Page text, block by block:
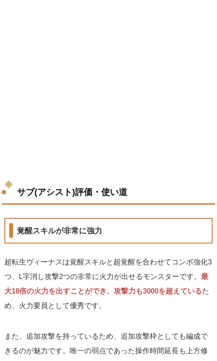
サブ(アシスト)評価・使い道
覚醒スキルが非常に強力
超転生ヴィーナスは覚醒スキルと超覚醒を合わせてコンボ強化3
つ、L字消し攻撃2つの非常に火力が出せるモンスターです。最
大18倍の火力を出すことができ、攻撃力も3000を超えているた
め、火力要員として優秀です。
また、追加攻撃を持っているため、追加攻撃枠としても編成で
きるのが魅力です。唯一の弱点であった操作時間延長も上方修